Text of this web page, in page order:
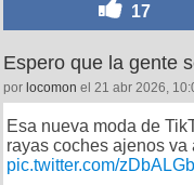
17
Espero que la gente
por locomon el 21 abr 2026,
Esa nueva moda de
rayas coches ajenos va
pic.twitter.com/